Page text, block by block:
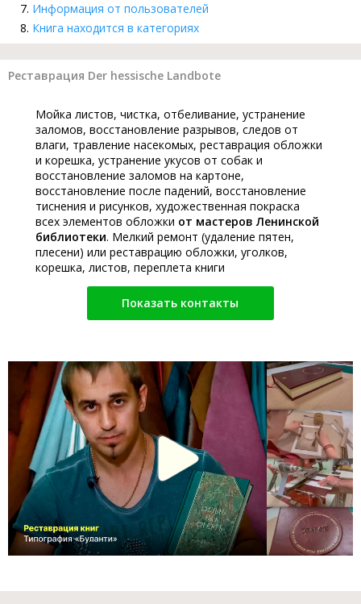
Информация от пользователей
Книга находится в категориях
Реставрация Der hessische Landbote
Мойка листов, чистка, отбеливание, устранение
заломов, восстановление разрывов, следов от
влаги, травление насекомых, реставрация обложки
и корешка, устранение укусов от собак и
восстановление заломов на картоне,
восстановление после падений, восстановление
тиснения и рисунков, художественная покраска
всех элементов обложки от мастеров Ленинской
библиотеки. Мелкий ремонт (удаление пятен,
плесени) или реставрацию обложки, уголков,
корешка, листов, переплета книги
Показать контакты